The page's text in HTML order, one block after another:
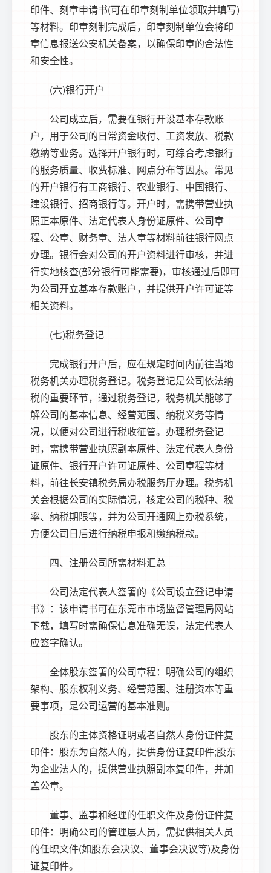
印件、刻章申请书(可在印章刻制单位领取并填写)
等材料。印章刻制完成后，印章刻制单位会将印
章信息报送公安机关备案，以确保印章的合法性
和安全性。
(六)银行开户
公司成立后，需要在银行开设基本存款账
户，用于公司的日常资金收付、工资发放、税款
缴纳等业务。选择开户银行时，可综合考虑银行
的服务质量、收费标准、网点分布等因素。常见
的开户银行有工商银行、农业银行、中国银行、
建设银行、招商银行等。开户时，需携带营业执
照正本原件、法定代表人身份证原件、公司章
程、公章、财务章、法人章等材料前往银行网点
办理。银行会对公司的开户资料进行审核，并进
行实地核查(部分银行可能需要)，审核通过后即可
为公司开立基本存款账户，并提供开户许可证等
相关资料。
(七)税务登记
完成银行开户后，应在规定时间内前往当地
税务机关办理税务登记。税务登记是公司依法纳
税的重要环节，通过税务登记，税务机关能够了
解公司的基本信息、经营范围、纳税义务等情
况，以便对公司进行税收征管。办理税务登记
时，需携带营业执照副本原件、法定代表人身份
证原件、银行开户许可证原件、公司章程等材
料，前往长安镇税务局办税服务厅办理。税务机
关会根据公司的实际情况，核定公司的税种、税
率、纳税期限等，并为公司开通网上办税系统，
方便公司日后进行纳税申报和缴纳税款。
四、注册公司所需材料汇总
公司法定代表人签署的《公司设立登记申请
书》：该申请书可在东莞市市场监督管理局网站
下载，填写时需确保信息准确无误，法定代表人
应签字确认。
全体股东签署的公司章程：明确公司的组织
架构、股东权利义务、经营范围、注册资本等重
要事项，是公司运营的基本准则。
股东的主体资格证明或者自然人身份证件复
印件：股东为自然人的，提供身份证复印件;股东
为企业法人的，提供营业执照副本复印件，并加
盖公章。
董事、监事和经理的任职文件及身份证件复
印件：明确公司的管理层人员，需提供相关人员
的任职文件(如股东会决议、董事会决议等)及身份
证复印件。